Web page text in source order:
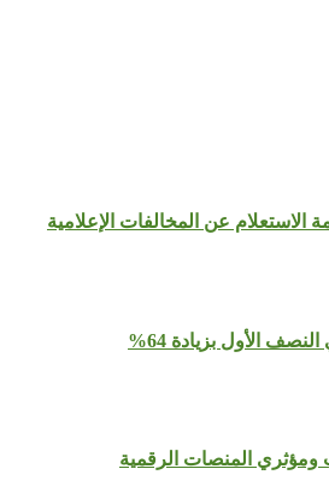
الاستعلام عن المخالفات الإعلامية
المنصات الرقمية